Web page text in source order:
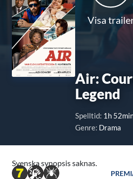
Visa
Air:
Legend
Spelltid: 1h
Genre: Drama
Svenska synopsis saknas.